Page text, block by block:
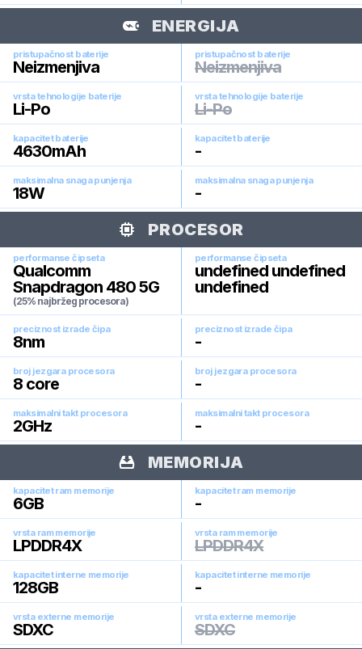
ENERGIJA
pristupačnost baterije
Neizmenjiva
pristupačnost baterije
Neizmenjiva
vrsta tehnologije baterije
Li-Po
vrsta tehnologije baterije
Li-Po
kapacitet baterije
4630mAh
kapacitet baterije
-
maksimalna snaga punjenja
18W
maksimalna snaga punjenja
-
PROCESOR
performanse čipseta
Qualcomm
Snapdragon 480 5G
(25% najbržeg procesora)
performanse čipseta
undefined undefined
undefined
preciznost izrade čipa
8nm
preciznost izrade čipa
-
broj jezgara procesora
8 core
broj jezgara procesora
-
maksimalni takt procesora
2GHz
maksimalni takt procesora
-
MEMORIJA
kapacitet ram memorije
6GB
kapacitet ram memorije
-
vrsta ram memorije
LPDDR4X
vrsta ram memorije
LPDDR4X
kapacitet interne memorije
128GB
kapacitet interne memorije
-
vrsta externe memorije
SDXC
vrsta externe memorije
SDXC